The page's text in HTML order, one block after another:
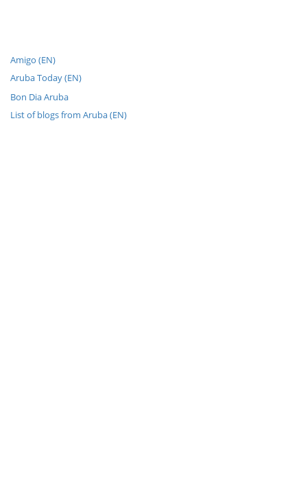
Amigo (EN)
Aruba Today (EN)
Bon Dia Aruba
List of blogs from Aruba (EN)